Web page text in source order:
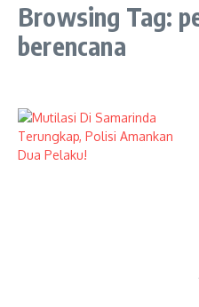
Browsing Tag:
berencana